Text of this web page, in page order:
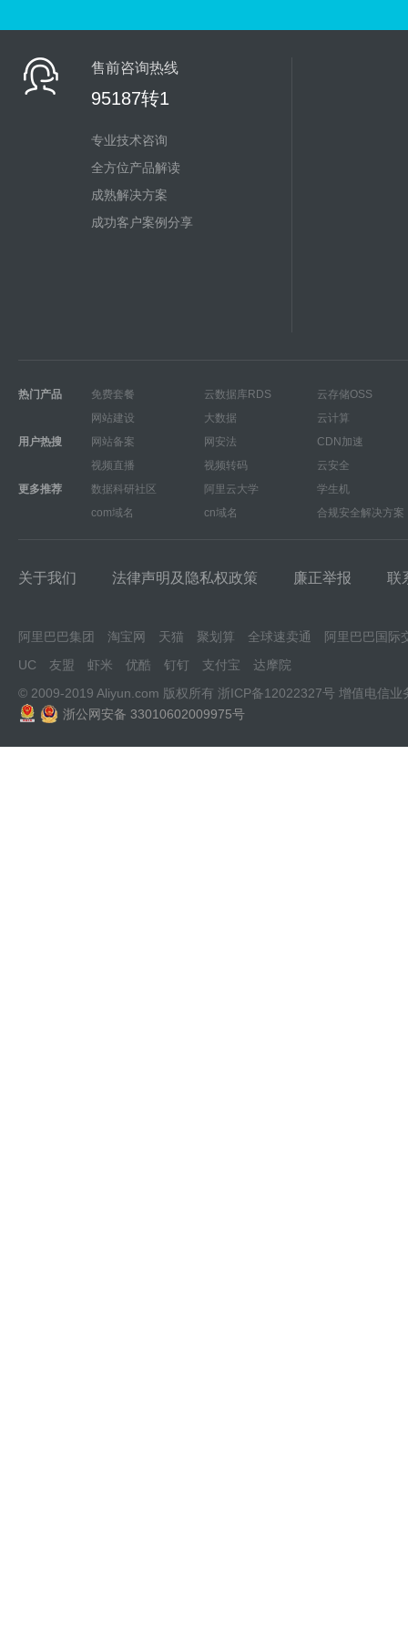
售前咨询热线
95187转1
专业技术咨询
全方位产品解读
成熟解决方案
成功客户案例分享
热门产品 免费套餐 云数据库RDS
云存储OSS
网站建设
大数据
云计算
用户热搜
网站备案 网安法
CDN加速
视频直播
视频转码
云安全
更多推荐
数据科研社区 阿里云大学
学生机
com域名
cn域名 合规安全解决方案
关于我们 法律声明及隐私权政策 廉正举报 联
阿里巴巴集团 淘宝网 天猫 聚划算 全球速卖通
阿里巴巴国际
UC
友盟 虾米 优酷 钉钉 支付宝
达摩院
© 2009-2019 Aliyun.com 版权所有 浙ICP备12022327号 增值电信业
浙公网安备 33010602009975号